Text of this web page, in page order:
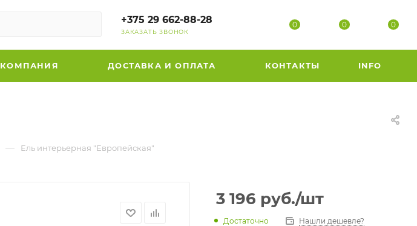
+375 29 662-88-28
ЗАКАЗАТЬ ЗВОНОК
0 0 0
КОМПАНИЯ ДОСТАВКА И ОПЛАТА КОНТАКТЫ INFO
— Ель интерьерная "Европейская"
3 196 руб./шт
Достаточно Нашли дешевле?